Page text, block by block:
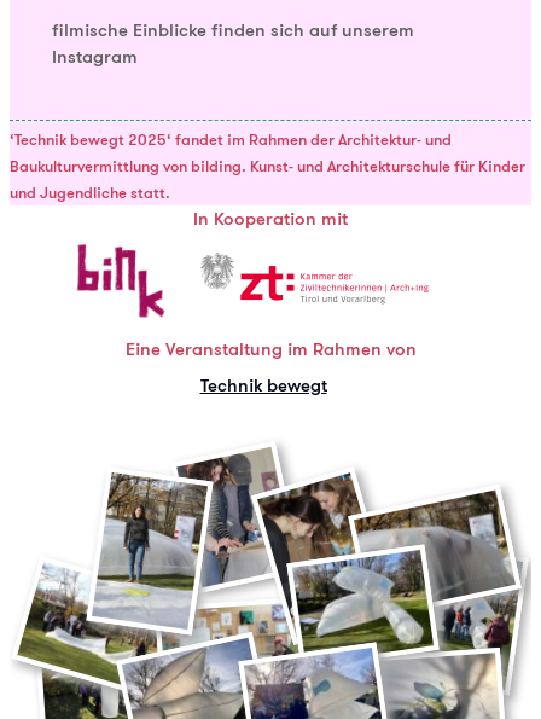
filmische Einblicke finden sich auf unserem
Instagram
‘Technik bewegt 2025‘ fandet im Rahmen der Architektur- und
Baukulturvermittlung von bilding. Kunst- und Architekturschule für Kinder
und Jugendliche statt.
In Kooperation mit
Eine Veranstaltung im Rahmen von
Technik bewegt